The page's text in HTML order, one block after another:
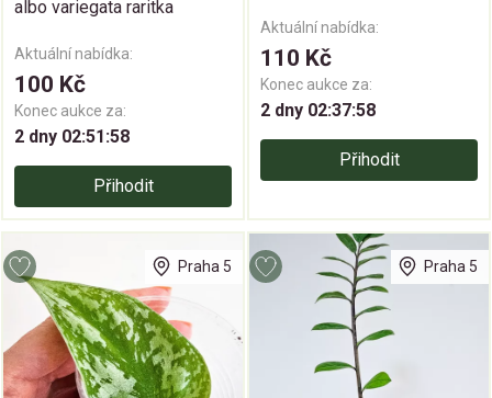
albo variegata raritka
Aktuální nabídka:
100 Kč
Konec aukce za:
2 dny 02:51:58
Přihodit
Aktuální nabídka:
110 Kč
Konec aukce za:
2 dny 02:37:58
Přihodit
Praha 5 Praha 5